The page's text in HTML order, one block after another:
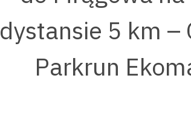
dystansie 5 km –
Parkrun